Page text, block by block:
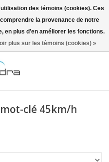
clé 45km/h
des témoins (cookies). Ces
la provenance de notre
en plus d'en améliorer les fonctions.
plus sur les témoins (cookies) »